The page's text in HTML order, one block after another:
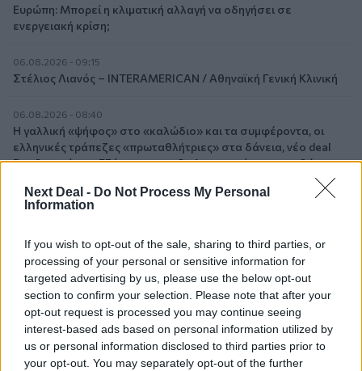
Next Deal - Do Not Process My Personal
Information
If you wish to opt-out of the sale, sharing to third parties, or
processing of your personal or sensitive information for
targeted advertising by us, please use the below opt-out
section to confirm your selection. Please note that after your
opt-out request is processed you may continue seeing
interest-based ads based on personal information utilized by
us or personal information disclosed to third parties prior to
your opt-out. You may separately opt-out of the further
Ευρώπη: Μπορεί η κλιματική αλλαγή να οδηγήσει σε
ενεργειακή κρίση;
06.08.2026 - 09:15
Στέλιος Λιανός – INTERAMERICAN / Αθηναϊκή Γενική Κλινική
06.08.2026 - 08:40
Η γαλλική «ψήφος» στο «καλώδιο» και τα συμφέροντα, οι
ελληνικές τράπεζες «πρωταθλήτριες» στα δάνεια, νέο deal
Βαρδινογιάννη- Εξάρχου και ο διπλασιασμός των κερδών της
μπορεί να έχουμε θεραπεία που αναστέλλει την εξέλιξη του
Πάρκινσον»
05.08.2026 - 12:33
Ε.Ε και παράνομη μετανάστευση: προτάσεις και δράσεις με
παρονομαστή το κοινό συμφέρον